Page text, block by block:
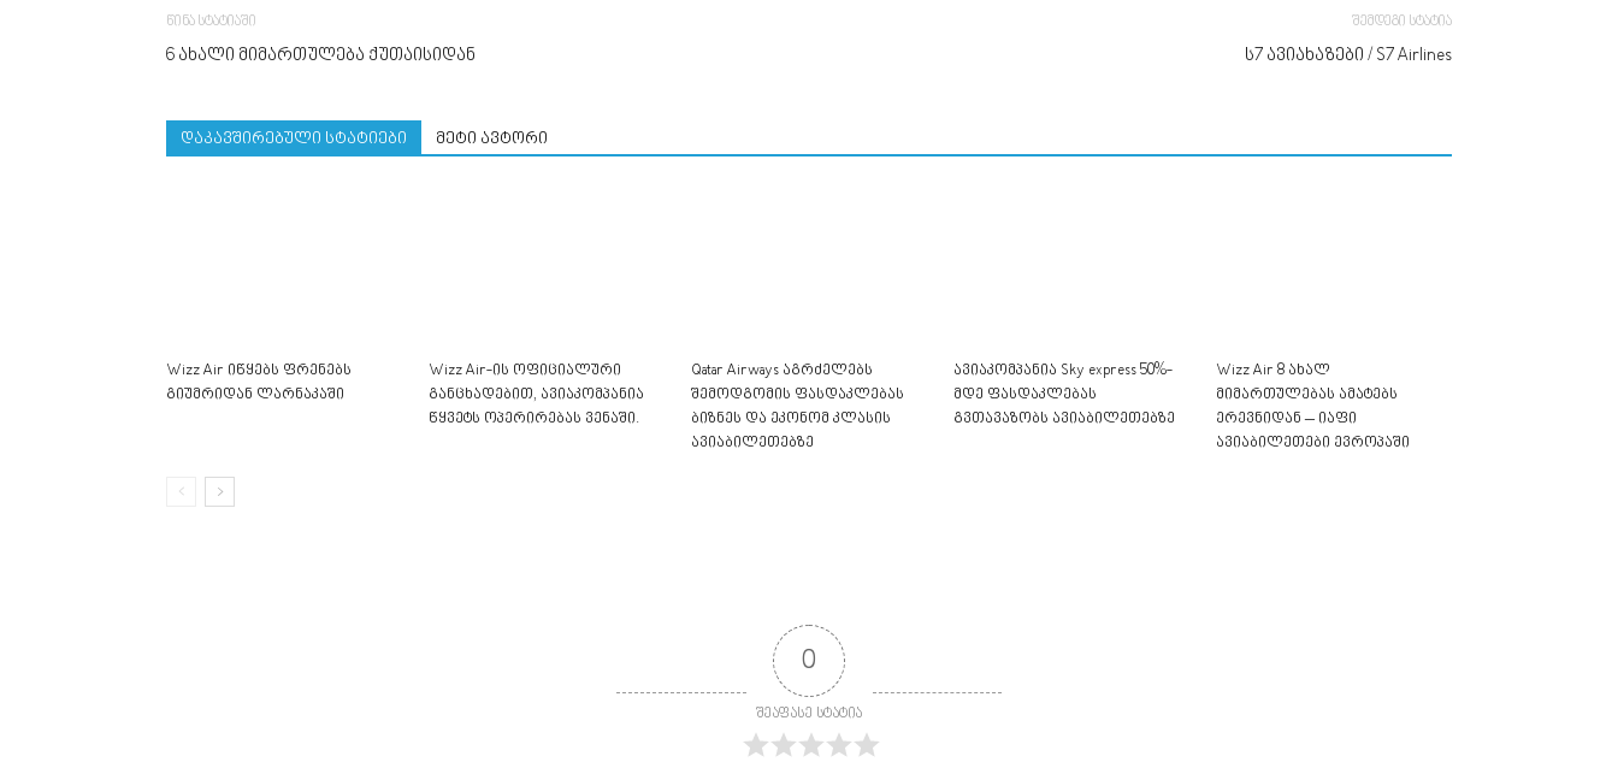
წინა სტატიაში
6 ახალი მიმართულება ქუთაისიდან
შემდეგი სტატია
ს7 ავიახაზები / S7 Airlines
დაკავშირებული სტატიები მეტი ავტორი
Wizz Air იწყებს ფრენებს
გიუმრიდან ლარნაკაში
Wizz Air-ის ოფიციალური
განცხადებით, ავიაკომპანია
წყვეტს ოპერირებას ვენაში.
Qatar Airways აგრძელებს
შემოდგომის ფასდაკლებას
ბიზნეს და ეკონომ კლასის
ავიაბილეთებზე
ავიაკომპანია Sky express 50%-
მდე ფასდაკლებას
გვთავაზობს ავიაბილეთებზე
Wizz Air 8 ახალ
მიმართულებას ამატებს
ერევნიდან – იაფი
ავიაბილეთები ევროპაში
0
შეაფასე სტატია